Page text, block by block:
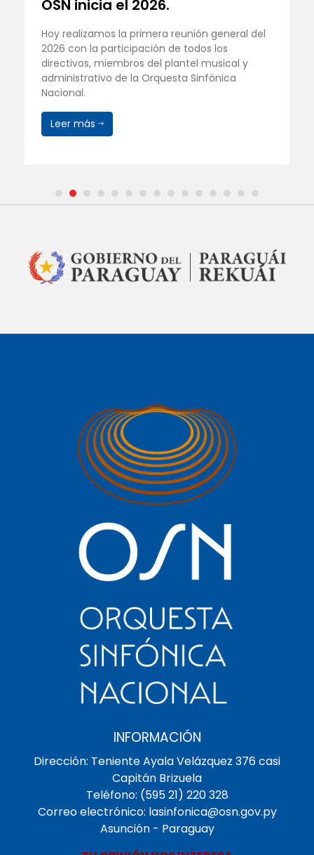
OSN inicia el 2026.
Hoy realizamos la primera reunión general del
2026 con la participación de todos los
directivos, miembros del plantel musical y
administrativo de la Orquesta Sinfónica
Nacional.
Leer más
INFORMACIÓN
Dirección: Teniente Ayala Velázquez 376 casi
Capitán Brizuela
Teléfono: (595 21) 220 328
Correo electrónico: lasinfonica@osn.gov.py
Asunción - Paraguay